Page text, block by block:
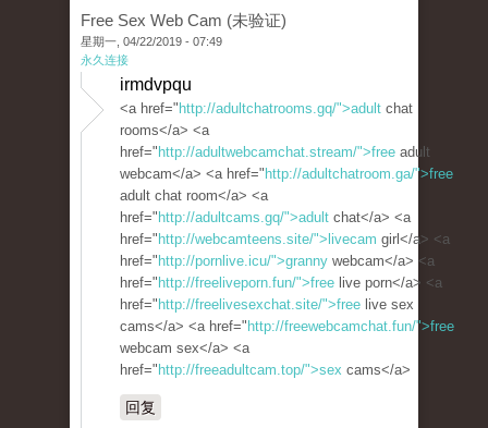
Free Sex Web Cam (未验证)
星期一, 04/22/2019 - 07:49
永久连接
irmdvpqu
<a href=" http://adultchatrooms.gq/">adult chat
rooms</a> <a
href=" http://adultwebcamchat.stream/">free adult
webcam</a> <a href=" http://adultchatroom.ga/">free
adult chat room</a> <a
href=" http://adultcams.gq/">adult chat</a> <a
href=" http://webcamteens.site/">livecam girl</a> <a
href=" http://pornlive.icu/">granny webcam</a> <a
href=" http://freeliveporn.fun/">free live porn</a> <a
href=" http://freelivesexchat.site/">free live sex
cams</a> <a href=" http://freewebcamchat.fun/">free
webcam sex</a> <a
href=" http://freeadultcam.top/">sex cams</a>
回复